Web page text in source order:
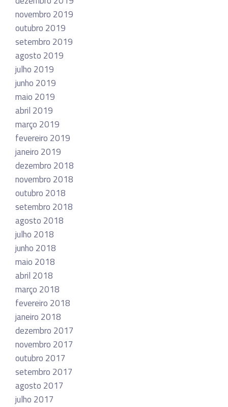
novembro 2019
outubro 2019
setembro 2019
agosto 2019
julho 2019
junho 2019
maio 2019
abril 2019
março 2019
fevereiro 2019
janeiro 2019
dezembro 2018
novembro 2018
outubro 2018
setembro 2018
agosto 2018
julho 2018
junho 2018
maio 2018
abril 2018
março 2018
fevereiro 2018
janeiro 2018
dezembro 2017
novembro 2017
outubro 2017
setembro 2017
agosto 2017
julho 2017